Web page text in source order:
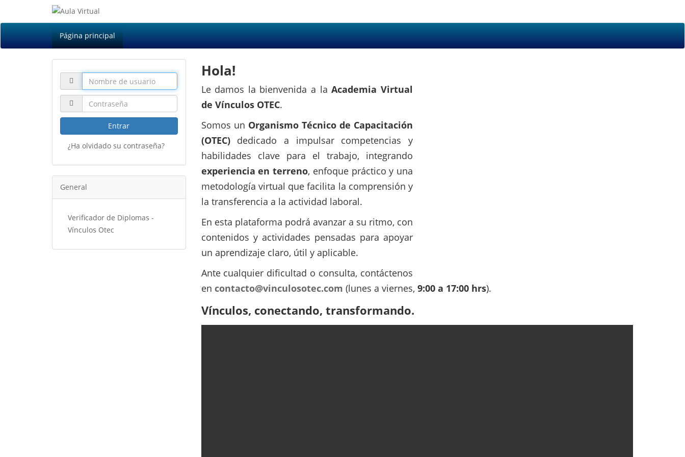
Página principal
Hola!
Le damos la bienvenida a laAcademia Virtual
de Vínculos OTEC.
Somos un Organismo Técnico de Capacitación
(OTEC)dedicado a impulsar competencias y
habilidades clave para el trabajo, integrando
experiencia en terreno, enfoque práctico y una
metodología virtual que facilita la comprensión y
la transferencia a la actividad laboral.
En esta plataforma podrá avanzar a su ritmo, con
contenidos y actividades pensadas para apoyar
un aprendizaje claro, útil y aplicable.
Ante cualquier dificultad o consulta, contáctenos
en contacto@vinculosotec.com (lunes a viernes, 9:00 a 17:00 hrs).
Vínculos, conectando, transformando.
Entrar
¿Ha olvidado su contraseña?
General
Verificador de Diplomas -
Vínculos Otec